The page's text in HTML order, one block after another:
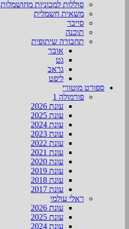
סוללות למכוניות מחושמלות
משאית חשמלית
סייבר
תוכנה
תחבורה שיתופית
אובר
גט
גראב
ליפט
ספורט מוטורי
פורמולה 1
עונת 2026
עונת 2025
עונת 2024
עונת 2023
עונת 2022
עונת 2021
עונת 2020
עונת 2019
עונת 2018
עונת 2017
ראלי עולמי
עונת 2026
עונת 2025
עונת 2024